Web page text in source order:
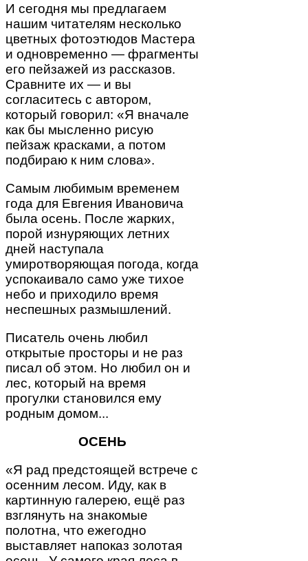
И сегодня мы предлагаем
нашим читателям несколько
цветных фотоэтюдов Мастера
и одновременно — фрагменты
его пейзажей из рассказов.
Сравните их — и вы
согласитесь с автором,
который говорил: «Я вначале
как бы мысленно рисую
пейзаж красками, а потом
подбираю к ним слова».
Самым любимым временем
года для Евгения Ивановича
была осень. После жарких,
порой изнуряющих летних
дней наступала
умиротворяющая погода, когда
успокаивало само уже тихое
небо и приходило время
неспешных размышлений.
Писатель очень любил
открытые просторы и не раз
писал об этом. Но любил он и
лес, который на время
прогулки становился ему
родным домом...
ОСЕНЬ
«Я рад предстоящей встрече с
осенним лесом. Иду, как в
картинную галерею, ещё раз
взглянуть на знакомые
полотна, что ежегодно
выставляет напоказ золотая